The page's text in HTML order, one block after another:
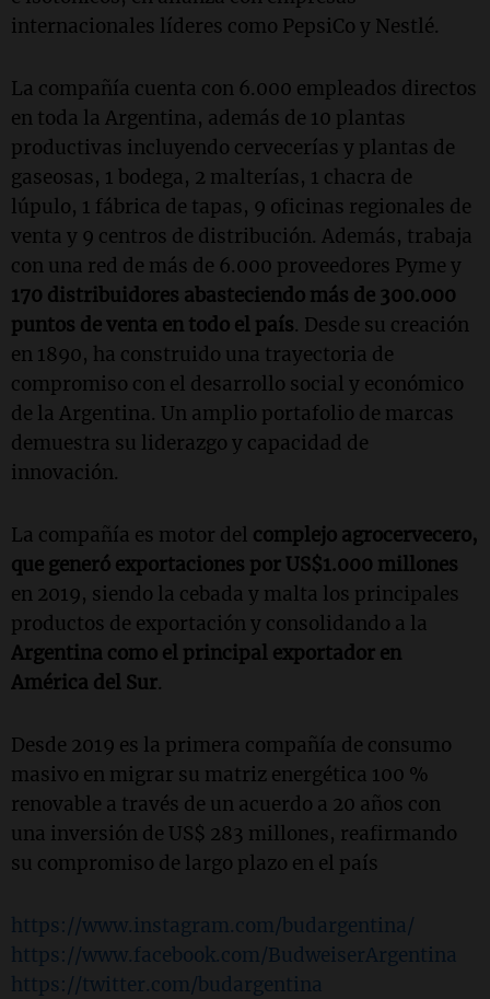
internacionales líderes como PepsiCo y Nestlé.
La compañía cuenta con 6.000 empleados directos
en toda la Argentina, además de 10 plantas
productivas incluyendo cervecerías y plantas de
gaseosas, 1 bodega, 2 malterías, 1 chacra de
lúpulo, 1 fábrica de tapas, 9 oficinas regionales de
venta y 9 centros de distribución. Además, trabaja
con una red de más de 6.000 proveedores Pyme y
170 distribuidores abasteciendo más de 300.000
puntos de venta en todo el país. Desde su creación
en 1890, ha construido una trayectoria de
compromiso con el desarrollo social y económico
de la Argentina. Un amplio portafolio de marcas
demuestra su liderazgo y capacidad de
innovación.
La compañía es motor del complejo agrocervecero,
que generó exportaciones por US$1.000 millones
en 2019, siendo la cebada y malta los principales
productos de exportación y consolidando a la
Argentina como el principal exportador en
América del Sur.
Desde 2019 es la primera compañía de consumo
masivo en migrar su matriz energética 100 %
renovable a través de un acuerdo a 20 años con
una inversión de US$ 283 millones, reafirmando
su compromiso de largo plazo en el país
https://www.instagram.com/budargentina/
https://www.facebook.com/BudweiserArgentina
https://twitter.com/budargentina